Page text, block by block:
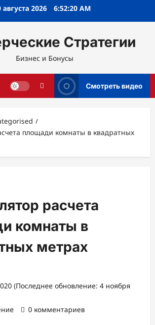
августа 2026 6:52:21 AM
Стратегии
Бизнес и Бонусы
Смотреть видео
площади комнаты в квадратных
расчета
комнаты в
метрах
(Последнее обновление: 4 ноября
0 комментариев